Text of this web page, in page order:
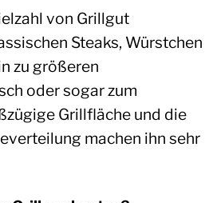
von Grillgut
Steaks, Würstchen
zu größeren
oder sogar zum
Grillfläche und die
machen ihn sehr